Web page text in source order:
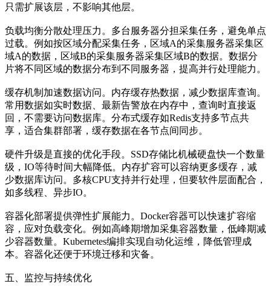
只需扩展该层，不影响其他层。
负载均衡分散处理压力。多台服务器分担采集任务，避免单点
过载。例如按区域分配采集任务，区域A的采集服务器采集区
域A的数据，区域B的采集服务器采集区域B的数据。数据分
片将不同区域的数据分布到不同服务器，提高并行处理能力。
缓存机制加速数据访问。内存缓存热数据，减少数据库查询。
常用数据如实时数据、最新告警放在内存中，查询时直接返
回，不需要访问数据库。分布式缓存如Redis支持多节点共
享，适合集群部署，缓存数据在各节点间同步。
硬件升级是直接的优化手段。SSD存储比机械硬盘快一个数量
级，IO等待时间大幅降低。内存扩容可以容纳更多缓存，减
少数据库访问。多核CPU支持并行处理，但要软件层面配合，
如多线程、异步IO。
容器化部署提供弹性扩展能力。Docker容器可以快速扩容缩
容，应对负载变化。例如高峰期增加采集容器数量，低峰期减
少容器数量。Kubernetes编排实现自动化运维，降低管理成
本。容器化还便于环境迁移和灾备。
五、监控与持续优化